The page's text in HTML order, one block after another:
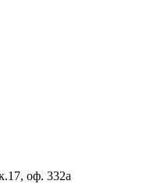
оф. 332а